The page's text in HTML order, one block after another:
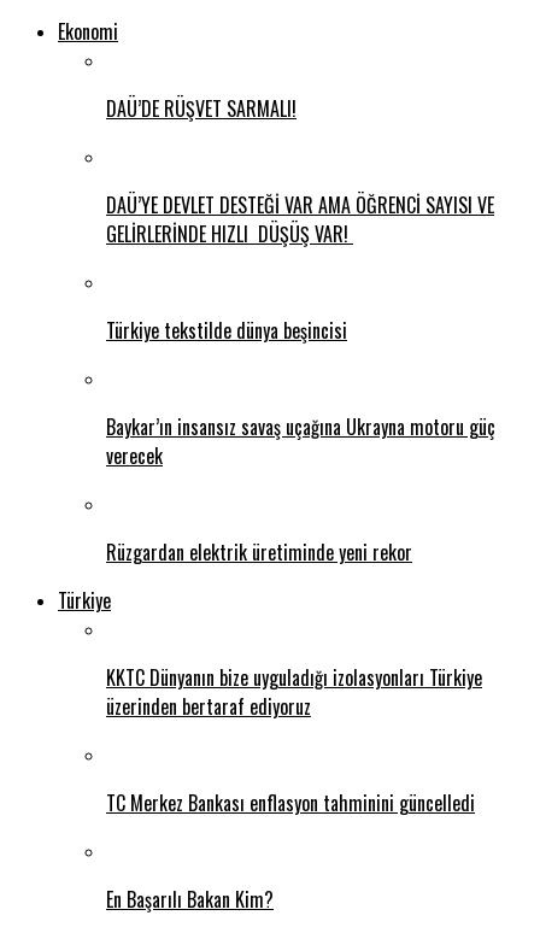
Ekonomi
DAÜ’DE RÜŞVET SARMALI!
DAÜ’YE DEVLET DESTEĞİ VAR AMA ÖĞRENCİ SAYISI VE
GELİRLERİNDE HIZLI DÜŞÜŞ VAR!
Türkiye tekstilde dünya beşincisi
Baykar’ın insansız savaş uçağına Ukrayna motoru güç
verecek
Rüzgardan elektrik üretiminde yeni rekor
Türkiye
KKTC Dünyanın bize uyguladığı izolasyonları Türkiye
üzerinden bertaraf ediyoruz
TC Merkez Bankası enflasyon tahminini güncelledi
En Başarılı Bakan Kim?